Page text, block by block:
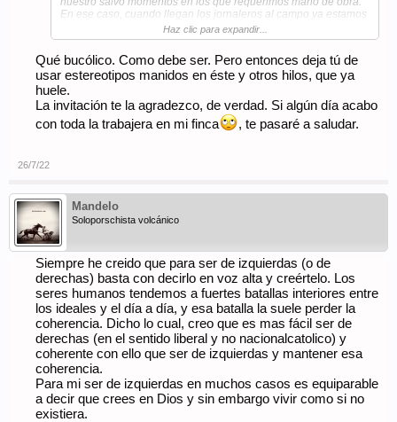
En ese caso, cuando llegan los jornaleros al campo ya estamos
allí nosotros, vamos codo con codo con ellos y cuando su jornal
acaba, nosotros recogemos, volvemos a la nave, engrasamos
duerme, dios como se duerme. Puedes venirte un día, estaré
encantado de hacerte de anfitrión.
Afortunadamente no precisó poner pegatinas. Me nutro de la
gente que me conoce.
Haz clic para expandir...
Qué bucólico. Como debe ser. Pero entonces deja tú de
usar estereotipos manidos en éste y otros hilos, que ya
huele.
La invitación te la agradezco, de verdad. Si algún día acabo
con toda la trabajera en mi finca
, te pasaré a saludar.
26/7/22
Mandelo
Soloporschista volcánico
Siempre he creido que para ser de izquierdas (o de
derechas) basta con decirlo en voz alta y creértelo. Los
seres humanos tendemos a fuertes batallas interiores entre
los ideales y el día a día, y esa batalla la suele perder la
coherencia. Dicho lo cual, creo que es mas fácil ser de
derechas (en el sentido liberal y no nacionalcatolico) y
coherente con ello que ser de izquierdas y mantener esa
coherencia.
Para mi ser de izquierdas en muchos casos es equiparable
a decir que crees en Dios y sin embargo vivir como si no
existiera.